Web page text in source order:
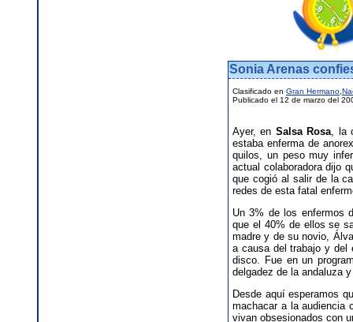
Sonia Arenas
Clasificado en Gran Hermano
Publicado el 12 de marzo del
Ayer, en Salsa Rosa, la
estaba enferma de
quilos, un peso muy
actual colaboradora dijo
que cogió al salir de la
redes de esta fatal
Un 3% de los enfermos
que el 40% de ellos se
madre y de su novio,
a causa del trabajo y del
disco. Fue en un
delgadez de la andaluza
Desde aquí esperamos
machacar a la audiencia
vivan obsesionados con